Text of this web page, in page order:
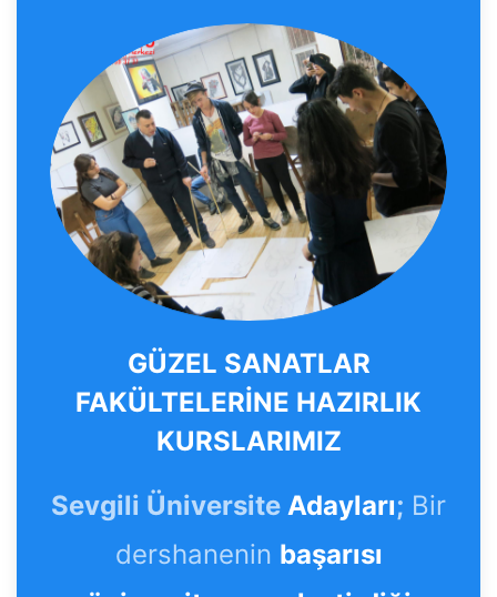
GÜZEL SANATLAR
FAKÜLTELERİNE HAZIRLIK
KURSLARIMIZ
Sevgili Üniversite Adayları; Bir
dershanenin başarısı